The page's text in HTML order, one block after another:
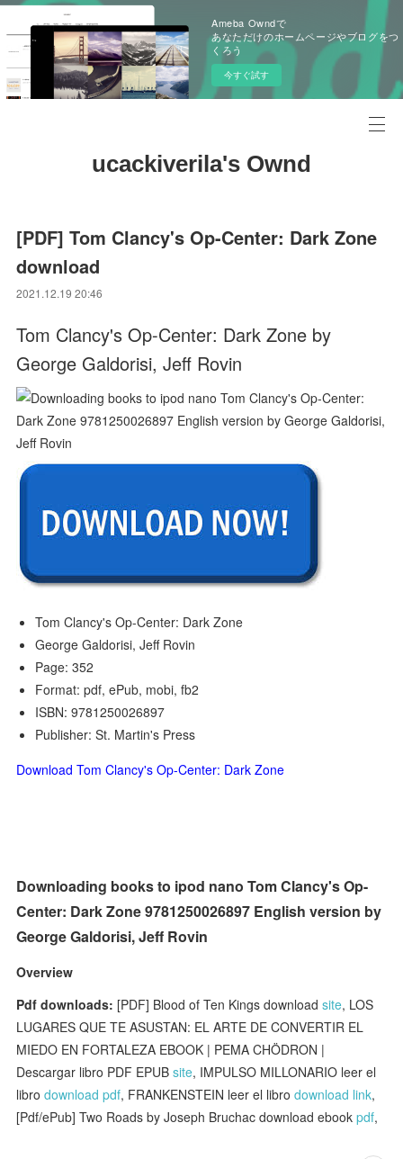
Ameba Owndで
あなただけのホームページやブログをつ
くろう
今すぐ試す
ucackiverila's Ownd
[PDF] Tom Clancy's Op-Center: Dark Zone
download
2021.12.19 20:46
Tom Clancy's Op-Center: Dark Zone by
George Galdorisi, Jeff Rovin
Tom Clancy's Op-Center: Dark Zone
George Galdorisi, Jeff Rovin
Page: 352
Format: pdf, ePub, mobi, fb2
ISBN: 9781250026897
Publisher: St. Martin's Press
Download Tom Clancy's Op-Center: Dark Zone
Downloading books to ipod nano Tom Clancy's Op-
Center: Dark Zone 9781250026897 English version by
George Galdorisi, Jeff Rovin
Overview
Pdf downloads: [PDF] Blood of Ten Kings downloadsite, LOS
LUGARES QUE TE ASUSTAN: EL ARTE DE CONVERTIR EL
MIEDO EN FORTALEZA EBOOK | PEMA CHÖDRON |
Descargar libro PDF EPUBsite, IMPULSO MILLONARIO leer el
librodownload pdf, FRANKENSTEIN leer el librodownload link,
[Pdf/ePub] Two Roads by Joseph Bruchac download ebookpdf,